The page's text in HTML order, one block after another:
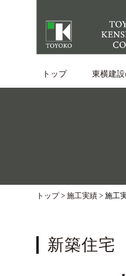
トップ 東横建
トップ> 施工実績 >
新築住宅